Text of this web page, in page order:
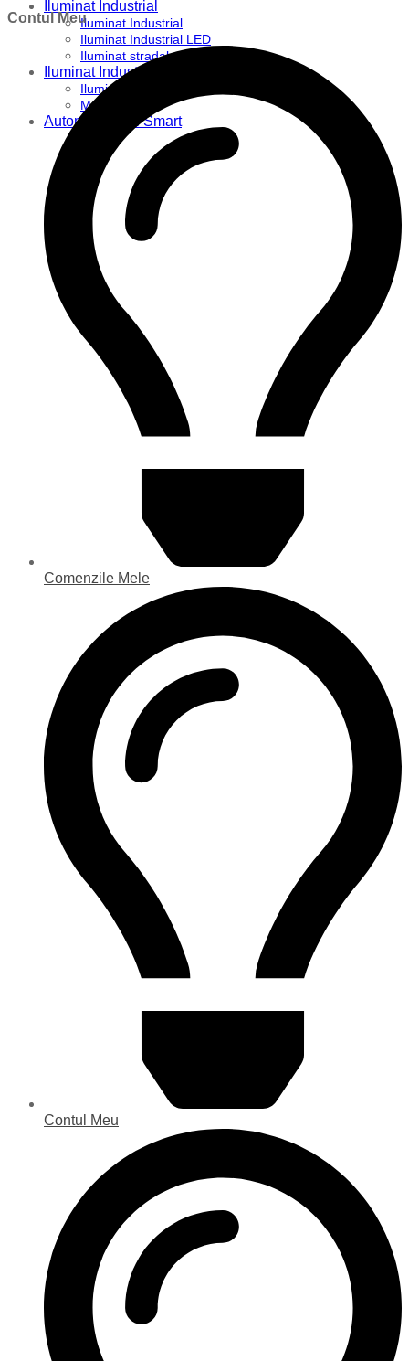
Iluminat Industrial
Iluminat Industrial
Iluminat Industrial LED
Iluminat stradal
Iluminat Industrial
Iluminat Expozitii
Module LED
Automatizari si Smart
Contul Meu
Comenzile Mele
Contul Meu